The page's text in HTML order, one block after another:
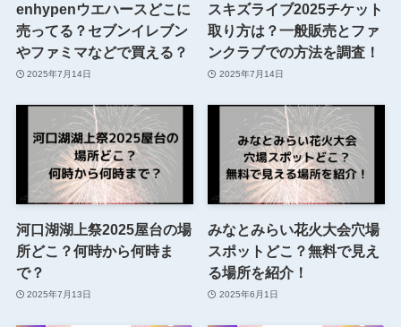
enhypenウエハースどこに
売ってる？セブンイレブン
やファミマなどで買える？
2025年7月14日
スキズライブ2025チケット
取り方は？一般販売とファ
ンクラブでの方法を調査！
2025年7月14日
河口湖湖上祭2025屋台の場
所どこ？何時から何時ま
で？
2025年7月13日
みなとみらい花火大会穴場
スポットどこ？無料で見え
る場所を紹介！
2025年6月1日